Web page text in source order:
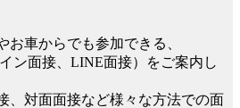
お車からでも参加できる、
ン面接、LINE面接）をご案内し
、対面面接など様々な方法での面